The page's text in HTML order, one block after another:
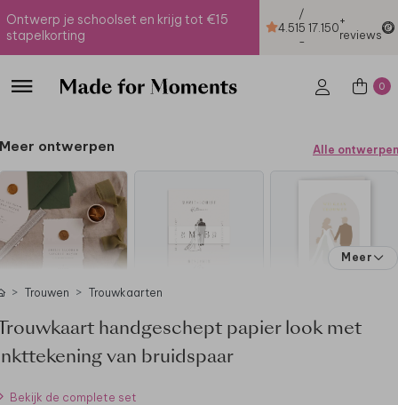
Ontwerp je schoolset en krijg tot €15
stapelkorting
4.51
/
5
-
17.150+
reviews
0
Meer ontwerpen Alle ontwerpen
Meer
Trouwen Trouwkaarten
handgeschept papier look met
van bruidspaar
Bekijk de complete set